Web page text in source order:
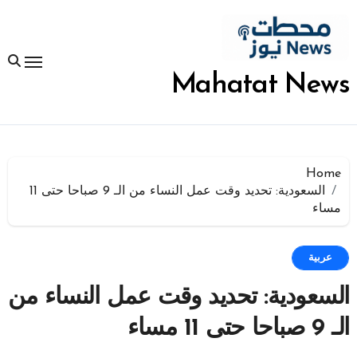
المحتوى
Mahatat News
Home
السعودية: تحديد وقت عمل النساء من الـ 9 صباحا حتى 11
مساء
عربية
السعودية: تحديد وقت عمل النساء من
الـ 9 صباحا حتى 11 مساء